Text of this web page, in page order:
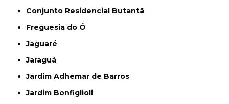
Conjunto Residencial Butantã
Freguesia do Ó
Jaguaré
Jaraguá
Jardim Adhemar de Barros
Jardim Bonfiglioli